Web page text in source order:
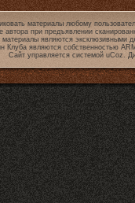
материалы любому
автора при предъявлении
являются эксклюзивными
Клуба являются собственностью
Сайт управляется системой uCoz.